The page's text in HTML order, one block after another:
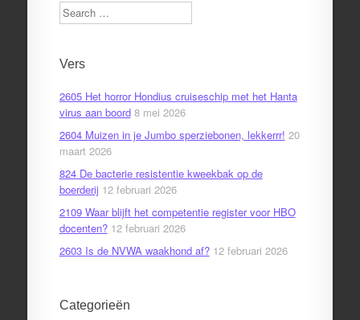
Search
Vers
2605 Het horror Hondius cruiseschip met het Hanta
virus aan boord 8 mei 2026
2604 Muizen in je Jumbo sperziebonen, lekkerrr! 20
maart 2026
824 De bacterie resistentie kweekbak op de
boerderij 12 februari 2026
2109 Waar blijft het competentie register voor HBO
docenten? 12 februari 2026
2603 Is de NVWA waakhond af? 12 februari 2026
Categorieën